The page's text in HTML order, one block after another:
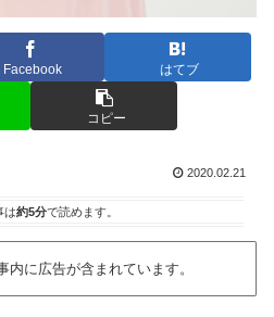
Facebook はてブ
コピー
2020.02.21
は約5分で読めます。
に広告が含まれています。